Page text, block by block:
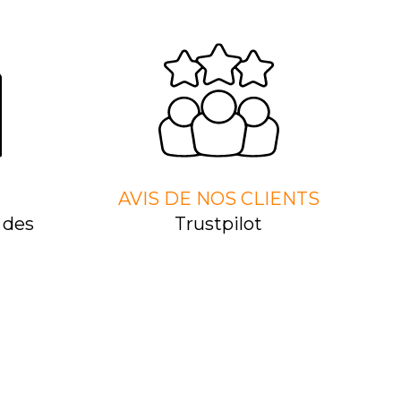
AVIS DE NOS CLIENTS
Trustpilot